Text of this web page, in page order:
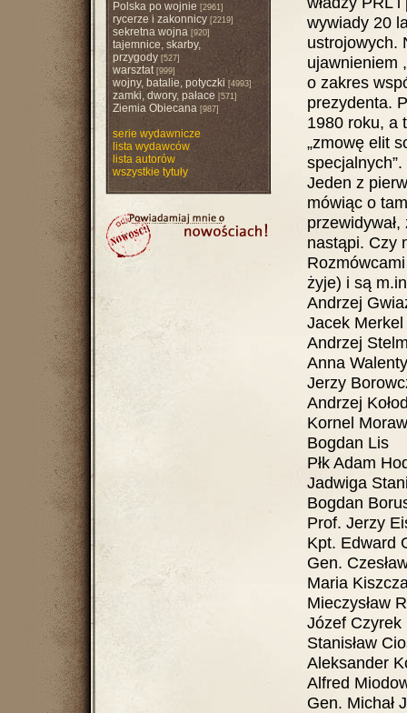
Polska po wojnie [2961]
rycerze i zakonnicy[2219]
sekretna wojna[920]
tajemnice, skarby,
przygody[527]
warsztat[999]
wojny, batalie, potyczki [4993]
zamki, dwory, pałace [571]
Ziemia Obiecana[987]
serie wydawnicze
lista wydawców
lista autorów
wszystkie tytuły
wywiady 20
ustrojowych.
ujawnieniem
o zakres
prezydenta.
1980 roku, a
„zmowę elit
specjalnych”.
Jeden z
mówiąc o
nastąpi. Czy
żyje) i są
Andrzej
Jacek Merkel
Andrzej
Anna
Jerzy
Andrzej
Kornel
Bogdan Lis
Płk Adam
Jadwiga
Bogdan
Prof. Jerzy
Kpt. Edward
Gen.
Maria
Mieczysław
Józef Czyrek
Stanisław
Aleksander
Alfred
Gen. Michał